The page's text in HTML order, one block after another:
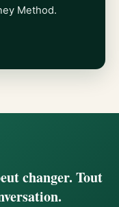
Method.
changer. Tout